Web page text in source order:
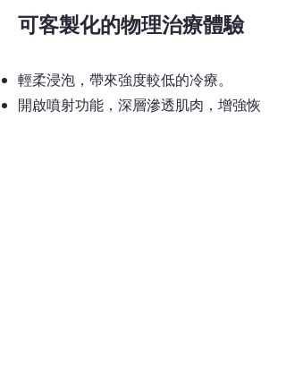
可客製化的物理治療體驗
輕柔浸泡，帶來強度較低的冷療。
開啟噴射功能，深層滲透肌肉，增強恢